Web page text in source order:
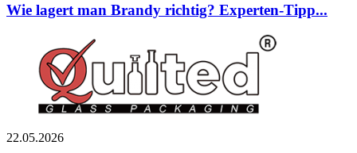
Wie lagert man Brandy richtig? Experten-Tipp...
22.05.2026